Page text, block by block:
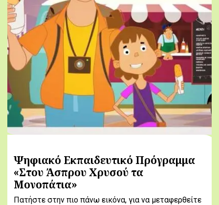
Ψηφιακό Εκπαιδευτικό Πρόγραμμα
«Στου Άσπρου Χρυσού τα
Μονοπάτια»
Πατήστε στην πιο πάνω εικόνα, για να μεταφερθείτε